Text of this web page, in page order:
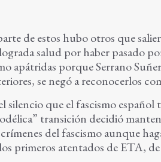
de estos hubo otros que
salud por haber pasado
apátridas porque Serrano
se negó a reconocerlos
silencio que el fascismo
transición decidió
del fascismo aunque
primeros atentados de ETA,